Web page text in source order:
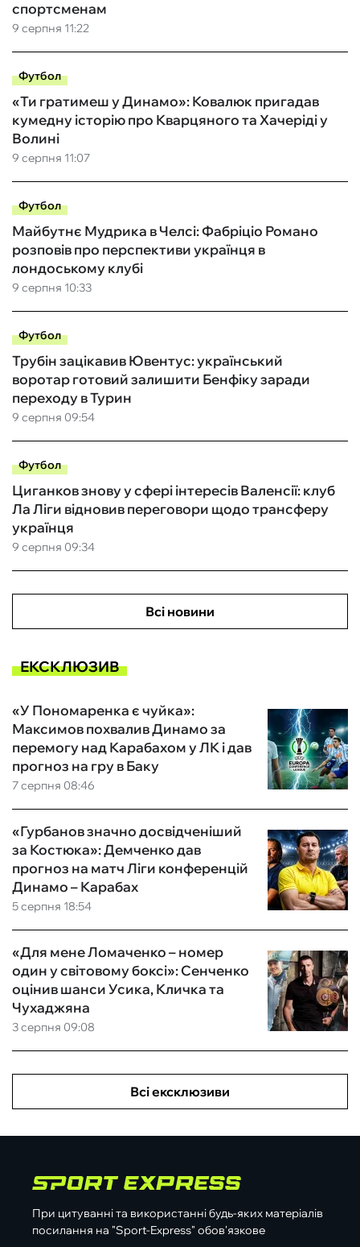
9 серпня 11:22
спортсменам
Футбол
9 серпня 11:07
«Ти гратимеш у Динамо»: Ковалюк пригадав
кумедну історію про Кварцяного та Хачеріді у
Волині
Футбол
9 серпня 10:33
Майбутнє Мудрика в Челсі: Фабріціо Романо
розповів про перспективи українця в
лондоському клубі
Футбол
9 серпня 09:54
Трубін зацікавив Ювентус: український
воротар готовий залишити Бенфіку заради
переходу в Турин
Футбол
9 серпня 09:34
Циганков знову у сфері інтересів Валенсії: клуб
Ла Ліги відновив переговори щодо трансферу
українця
Всі новини
ЕКСКЛЮЗИВ
7 серпня 08:46
«У Пономаренка є чуйка»:
Максимов похвалив Динамо за
перемогу над Карабахом у ЛК і дав
прогноз на гру в Баку
5 серпня 18:54
«Гурбанов значно досвідченіший
за Костюка»: Демченко дав
прогноз на матч Ліги конференцій
Динамо – Карабах
3 серпня 09:08
«Для мене Ломаченко – номер
один у світовому боксі»: Сенченко
оцінив шанси Усика, Кличка та
Чухаджяна
Всі ексклюзиви
При цитуванні та використанні будь-яких матеріалів
посилання на "Sport-Express" обов'язкове